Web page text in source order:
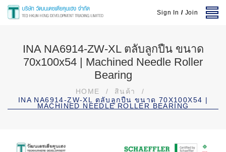
Sign In / Join
INA NA6914-ZW-XL ตลับลูกปืน ขนาด
70x100x54 | Machined Needle Roller
Bearing
HOME / สินค้า
/
INA NA6914-ZW-XL ตลับลูกปืน ขนาด 70X100X54 |
MACHINED NEEDLE ROLLER BEARING